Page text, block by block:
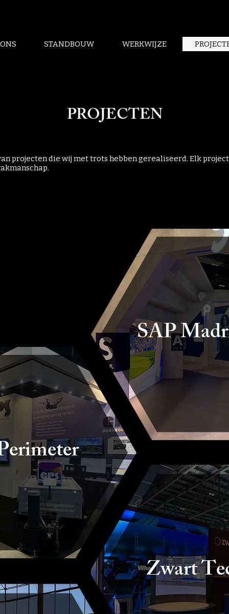
STANDBOUW WERKWIJZE
PROJECTEN
projecten die wij met trots hebben gerealiseerd. Elk
Zwart
SAP